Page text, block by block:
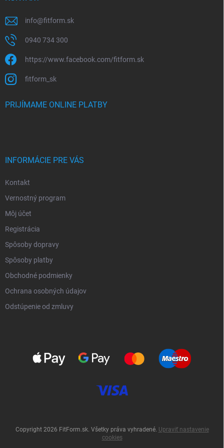
info@fitform.sk
0940 734 300
https://www.facebook.com/fitform.sk
fitform_sk
PRIJÍMAME ONLINE PLATBY
INFORMÁCIE PRE VÁS
Kontakt
Vernostný program
Môj účet
Registrácia
Spôsoby dopravy
Spôsoby platby
Obchodné podmienky
Ochrana osobných údajov
Odstúpenie od zmluvy
Copyright 2026 FitForm.sk. Všetky práva vyhradené. Upraviť nastavenie
cookies